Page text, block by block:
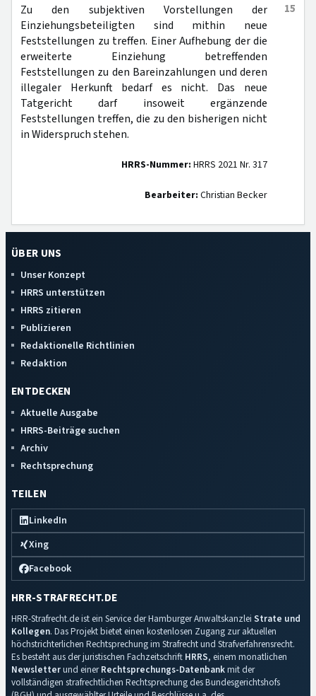
15
Zu den subjektiven Vorstellungen der
Einziehungsbeteiligten sind mithin neue
Feststellungen zu treffen. Einer Aufhebung der die
erweiterte Einziehung betreffenden
Feststellungen zu den Bareinzahlungen und deren
illegaler Herkunft bedarf es nicht. Das neue
Tatgericht darf insoweit ergänzende
Feststellungen treffen, die zu den bisherigen nicht
in Widerspruch stehen.
HRRS-Nummer: HRRS 2021 Nr. 317
Bearbeiter: Christian Becker
ÜBER UNS
Unser Konzept
HRRS unterstützen
HRRS zitieren
Publizieren
Redaktionelle Richtlinien
Redaktion
ENTDECKEN
Aktuelle Ausgabe
HRRS-Beiträge suchen
Archiv
Rechtsprechung
TEILEN
LinkedIn
Xing
Facebook
HRR-STRAFRECHT.DE
HRR-Strafrecht.de ist ein Service der Hamburger Anwaltskanzlei Strate und
Kollegen. Das Projekt bietet einen kostenlosen Zugang zur aktuellen
höchstrichterlichen Rechtsprechung im Strafrecht und Strafverfahrensrecht.
Es besteht aus der juristischen Fachzeitschrift HRRS, einem monatlichen
Newsletterund einerRechtsprechungs-Datenbankmit der
vollständigen strafrechtlichen Rechtsprechung des Bundesgerichtshofs